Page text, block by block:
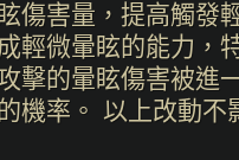
傷害量，提高觸發
輕微暈眩的能力，
擊的暈眩傷害被進
機率。 以上改動不